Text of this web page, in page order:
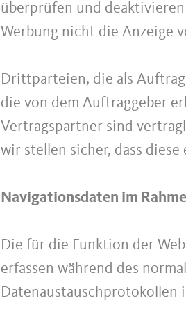
überprüfen und
Werbung nicht die Anzeige
Drittparteien, die als
die von dem Auftraggeber
Vertragspartner sind
wir stellen sicher, dass
Navigationsdaten im
Die für die Funktion der
erfassen während des
Datenaustauschprotokollen